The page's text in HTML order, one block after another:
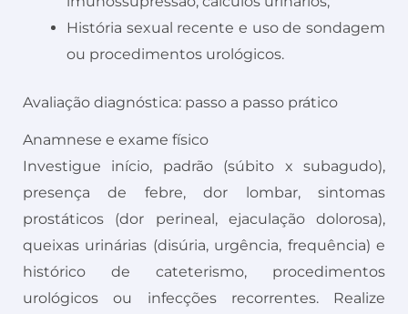
História sexual recente e uso de sondagem
ou procedimentos urológicos.
Avaliação diagnóstica: passo a passo prático
Anamnese e exame físico
Investigue início, padrão (súbito x subagudo),
presença de febre, dor lombar, sintomas
prostáticos (dor perineal, ejaculação dolorosa),
queixas urinárias (disúria, urgência, frequência) e
histórico de cateterismo, procedimentos
urológicos ou infecções recorrentes. Realize